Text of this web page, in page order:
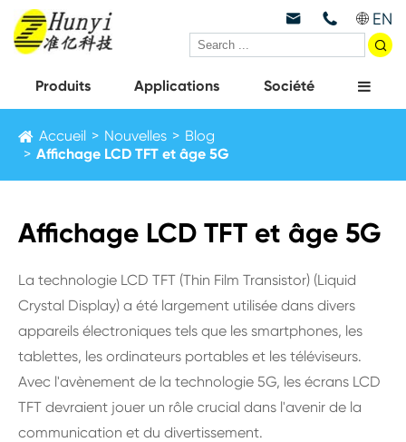
  EN

Produits Applications Société
Accueil Nouvelles
Blog
Affichage LCD TFT et âge 5G
Affichage LCD TFT et âge 5G
La technologie LCD TFT (Thin Film Transistor) (Liquid
Crystal Display) a été largement utilisée dans divers
appareils électroniques tels que les smartphones, les
tablettes, les ordinateurs portables et les téléviseurs.
Avec l'avènement de la technologie 5G, les écrans LCD
TFT devraient jouer un rôle crucial dans l'avenir de la
communication et du divertissement.